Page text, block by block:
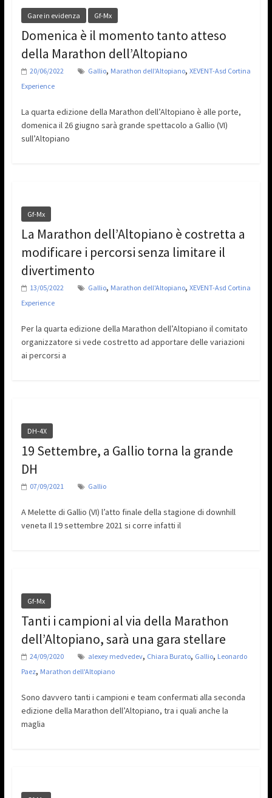
Gare in evidenza Gf-Mx
Domenica è il momento tanto atteso
della Marathon dell’Altopiano
20/06/2022 Gallio, Marathon dell'Altopiano, XEVENT-Asd Cortina
Experience
La quarta edizione della Marathon dell’Altopiano è alle porte,
domenica il 26 giugno sarà grande spettacolo a Gallio (VI)
sull’Altopiano
Gf-Mx
La Marathon dell’Altopiano è costretta a
modificare i percorsi senza limitare il
divertimento
13/05/2022 Gallio, Marathon dell'Altopiano, XEVENT-Asd Cortina
Experience
Per la quarta edizione della Marathon dell’Altopiano il comitato
organizzatore si vede costretto ad apportare delle variazioni
ai percorsi a
DH-4X
19 Settembre, a Gallio torna la grande
DH
07/09/2021 Gallio
A Melette di Gallio (VI) l’atto finale della stagione di downhill
veneta Il 19 settembre 2021 si corre infatti il
Gf-Mx
Tanti i campioni al via della Marathon
dell’Altopiano, sarà una gara stellare
24/09/2020 alexey medvedev, Chiara Burato, Gallio, Leonardo
Paez, Marathon dell'Altopiano
Sono davvero tanti i campioni e team confermati alla seconda
edizione della Marathon dell’Altopiano, tra i quali anche la
maglia